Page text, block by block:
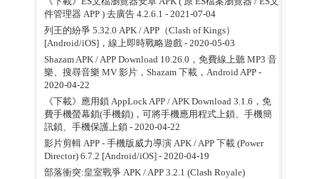
件管理器 APP ) 去廣告 4.2.6.1 - 2021-07-04
列王的紛爭 5.32.0 APK / APP（Clash of Kings）
[Android/iOS]，線上即時戰略遊戲- 2020-05-03
Shazam APK / APP Download 10.26.0，免費線上聽 MP3 音
樂、搜尋音樂 MV 影片，Shazam 下載，Android APP-
2020-04-22
《下載》應用鎖 AppLock APP / APK Download 3.1.6，免
費手機螢幕鎖(手機鎖)，可將手機應用程式上鎖、手機簡
訊鎖、手機保護上鎖 - 2020-04-22
影片剪輯 APP - 手機版威力導演 APK / APP 下載 (Power
Director) 6.7.2 [Android/iOS]- 2020-04-19
部落衝突:皇室戰爭 APK / APP 3.2.1 (Clash Royale)